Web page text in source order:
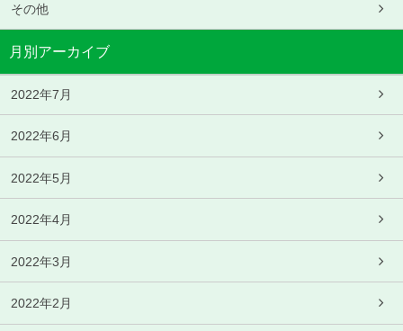
その他
月別アーカイブ
2022年7月
2022年6月
2022年5月
2022年4月
2022年3月
2022年2月